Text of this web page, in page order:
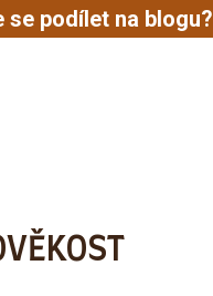
se podílet na blogu?